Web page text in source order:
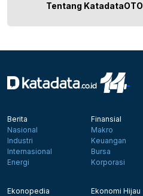
Tentang KatadataOTO
Berita
Nasional
Industri
Internasional
Energi
Finansial
Makro
Keuangan
Bursa
Korporasi
Ekonopedia
Ekonomi Hijau